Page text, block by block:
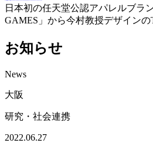
日本初の任天堂公認アパレルブラ
GAMES」から今村教授デザイン
お知らせ
News
大阪
研究・社会連携
2022.06.27